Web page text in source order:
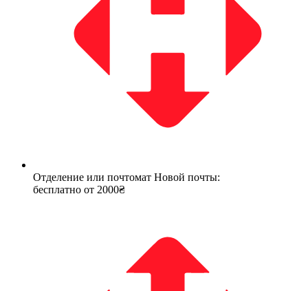
Отделение или почтомат Новой почты:
бесплатно от 2000₴